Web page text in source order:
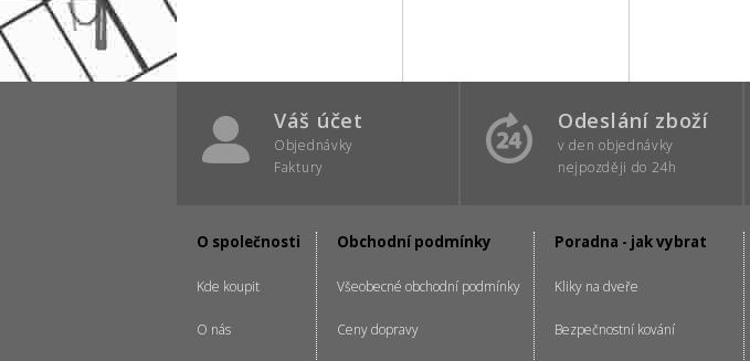
Váš účet
Objednávky
Faktury
Odeslání zboží
v den objednávky
nejpozději do 24h
O společnosti
Kde koupit
O nás
Obchodní podmínky
Všeobecné obchodní podmínky
Ceny dopravy
Poradna - jak vybrat
Kliky na dveře
Bezpečnostní kování